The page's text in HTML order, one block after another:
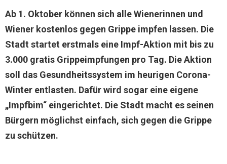
Ab 1. Oktober können sich alle Wienerinnen und
Wiener kostenlos gegen Grippe impfen lassen. Die
Stadt startet erstmals eine Impf-Aktion mit bis zu
3.000 gratis Grippeimpfungen pro Tag. Die Aktion
soll das Gesundheitssystem im heurigen Corona-
Winter entlasten. Dafür wird sogar eine eigene
„Impfbim“ eingerichtet. Die Stadt macht es seinen
Bürgern möglichst einfach, sich gegen die Grippe
zu schützen.